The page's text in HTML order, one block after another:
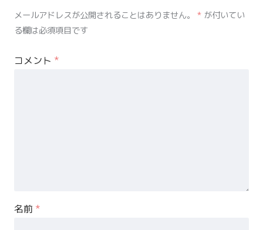
メールアドレスが公開されることはありません。 * が付いてい
る欄は必須項目です
コメント *
名前 *